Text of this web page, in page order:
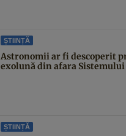
ȘTIINȚĂ
Astronomii ar fi descoperit
exolună din afara Sistemului
ȘTIINȚĂ